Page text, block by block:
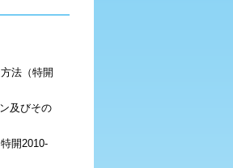
法（特開
及びその
開2010-